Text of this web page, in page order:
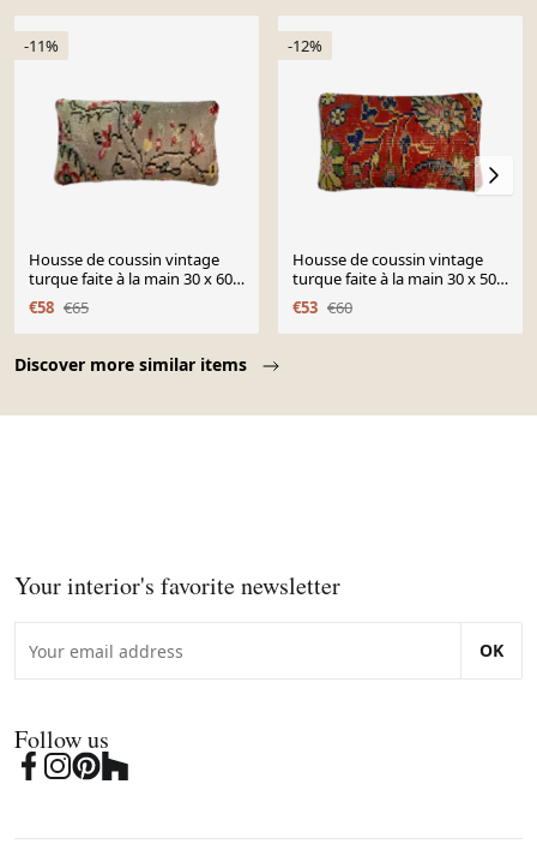
Discover more similar items
-11%
Housse de coussin vintage
turque faite à la main 30 x 60
cm
€58 €65
-12%
Housse de coussin vintage
turque faite à la main 30 x 50
cm
€53 €60
Your interior's favorite newsletter
OK
Follow us